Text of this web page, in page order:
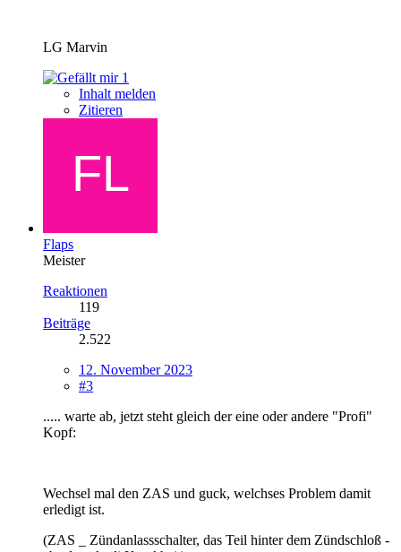
LG Marvin
1
Inhalt melden
Zitieren
Flaps
Meister
Reaktionen
119
Beiträge
2.522
12. November 2023
#3
..... warte ab, jetzt steht gleich der eine oder andere "Profi"
Kopf:
Wechsel mal den ZAS und guck, welchses Problem damit
erledigt ist.
(ZAS _ Zündanlassschalter, das Teil hinter dem Zündschloß -